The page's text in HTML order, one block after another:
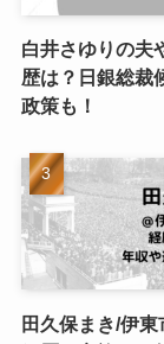
白井さゆりの夫
歴は？日銀総裁
政策も！
田久保まき/伊